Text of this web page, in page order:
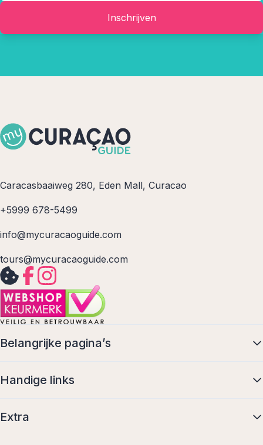
Inschrijven
Caracasbaaiweg 280, Eden Mall, Curacao
+5999 678-5499
info@mycuracaoguide.com
tours@mycuracaoguide.com
Belangrijke pagina’s
Handige links
Extra